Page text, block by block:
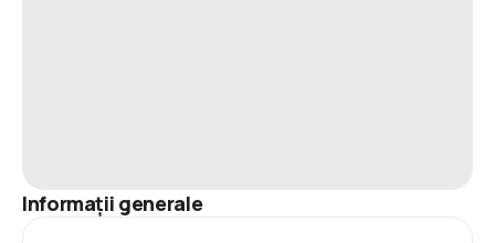
Informații generale